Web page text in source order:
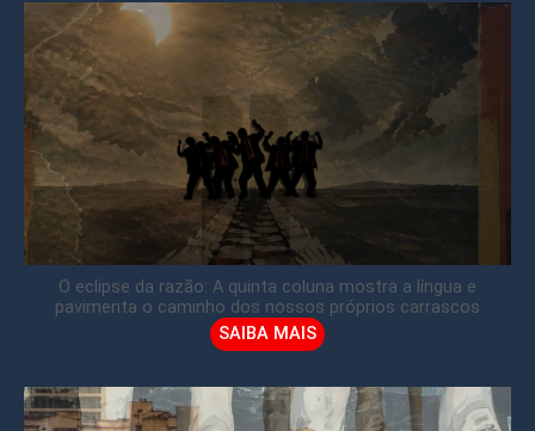
O eclipse da razão: A quinta coluna mostra a língua e
pavimenta o caminho dos nossos próprios carrascos
SAIBA MAIS